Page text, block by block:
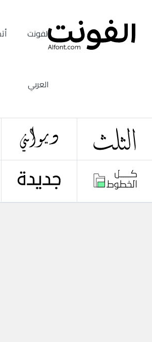
الفونت
العربي